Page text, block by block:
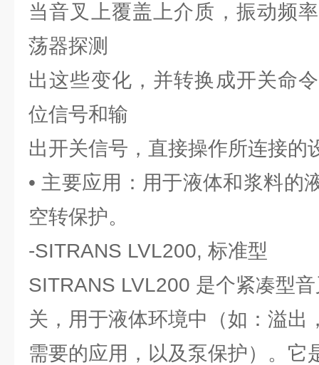
当音叉上覆盖上介质，振动频
荡器探测
出这些变化，并转换成开关命
位信号和输
出开关信号，直接操作所连接的
• 主要应用：用于液体和浆料的
空转保护。
-SITRANS LVL200, 标准型
SITRANS LVL200 是个紧凑型
关，用于液体环境中（如：溢出
需要的应用，以及泵保护）。它